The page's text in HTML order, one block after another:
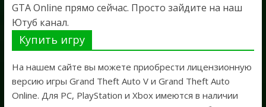
GTA Online прямо сейчас. Просто зайдите на наш
Ютуб канал.
Купить игру
На нашем сайте вы можете приобрести лицензионную
версию игры Grand Theft Auto V и Grand Theft Auto
Online. Для PC, PlayStation и Xbox имеются в наличии